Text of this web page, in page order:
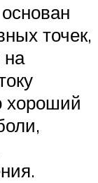
основан
точек,
на
хороший